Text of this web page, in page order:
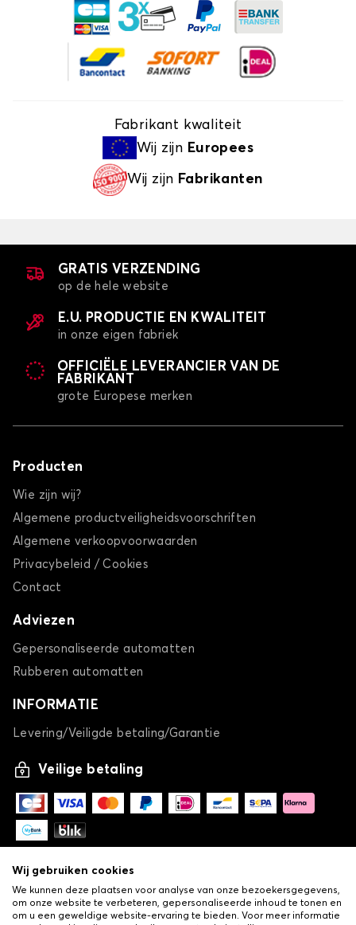
Fabrikant kwaliteit
Wij zijn Europees
Wij zijn Fabrikanten
GRATIS VERZENDING
op de hele website
E.U. PRODUCTIE EN KWALITEIT
in onze eigen fabriek
OFFICIËLE LEVERANCIER VAN DE
FABRIKANT
grote Europese merken
Producten
Wie zijn wij?
Algemene productveiligheidsvoorschriften
Algemene verkoopvoorwaarden
Privacybeleid / Cookies
Contact
Adviezen
Gepersonaliseerde automatten
Rubberen automatten
INFORMATIE
Levering/Veiligde betaling/Garantie
Veilige betaling
Wij gebruiken cookies
We kunnen deze plaatsen voor analyse van onze bezoekersgegevens,
om onze website te verbeteren, gepersonaliseerde inhoud te tonen en
om u een geweldige website-ervaring te bieden. Voor meer informatie